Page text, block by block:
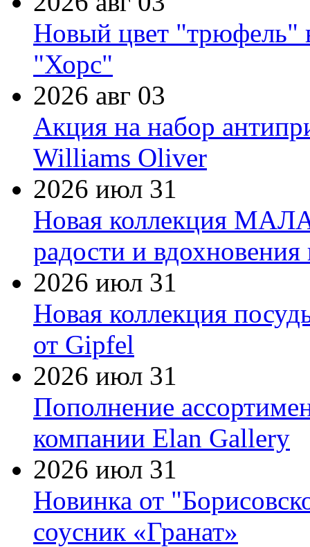
Новый цвет "трюфель"
"Хорс"
2026 авг 03
Акция на набор
Williams Oliver
2026 июл 31
Новая коллекция
радости и
2026 июл 31
Новая коллекция
от Gipfel
2026 июл 31
Пополнение
компании Elan Gallery
2026 июл 31
Новинка от
соусник «Гранат»